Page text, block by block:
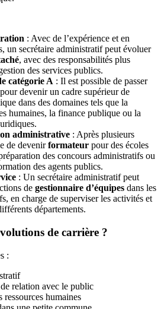
: Avec de l’expérience et en
un secrétaire administratif peut évoluer
, avec des responsabilités plus
des services publics.
catégorie A : Il est possible de passer
devenir un cadre supérieur de
dans des domaines tels que la
humaines, la finance publique ou la
administrative : Après plusieurs
de devenirformateur pour des écoles
des concours administratifs ou
des agents publics.
: Un secrétaire administratif peut
de gestionnaire d’équipes dans les
en charge de superviser les activités et
départements.
de carrière ?
:
relation avec le public
ressources humaines